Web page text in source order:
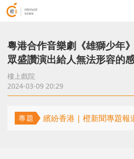
粵港合作音樂劇《雄獅少年
眾盛讚演出給人無法形容的
樓上戲院
2024-03-09 20:29
專題 繽紛香港 | 橙新聞專題報